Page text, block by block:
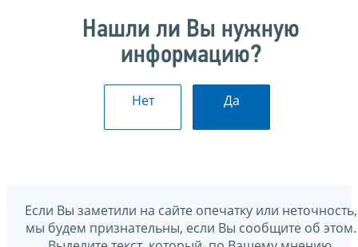
Нашли ли Вы нужную
информацию?
Нет Да
Если Вы заметили на сайте опечатку или неточность,
мы будем признательны, если Вы сообщите об этом.